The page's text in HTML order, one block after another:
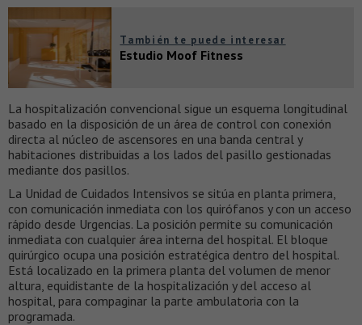
También te puede interesar
Estudio Moof Fitness
La hospitalización convencional sigue un esquema longitudinal
basado en la disposición de un área de control con conexión
directa al núcleo de ascensores en una banda central y
habitaciones distribuidas a los lados del pasillo gestionadas
mediante dos pasillos.
La Unidad de Cuidados Intensivos se sitúa en planta primera,
con comunicación inmediata con los quirófanos y con un acceso
rápido desde Urgencias. La posición permite su comunicación
inmediata con cualquier área interna del hospital. El bloque
quirúrgico ocupa una posición estratégica dentro del hospital.
Está localizado en la primera planta del volumen de menor
altura, equidistante de la hospitalización y del acceso al
hospital, para compaginar la parte ambulatoria con la
programada.